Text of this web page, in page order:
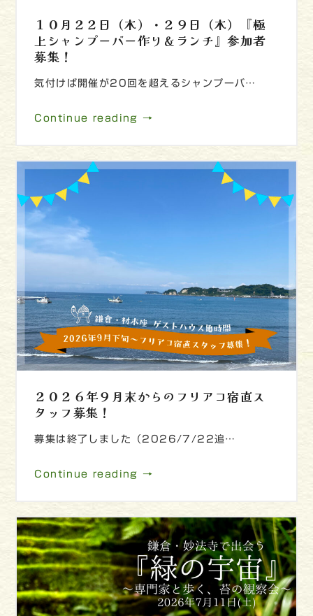
１０月２２日（木）・２９日（木）『極
上シャンプーバー作り＆ランチ』参加者
募集！
気付けば開催が20回を超えるシャンプーバ…
Continue reading →
２０２６年９月末からのフリアコ宿直ス
タッフ募集！
募集は終了しました（2026/7/22追…
Continue reading →